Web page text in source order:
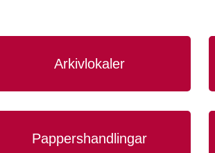
Arkivlokaler
Pappershandlingar